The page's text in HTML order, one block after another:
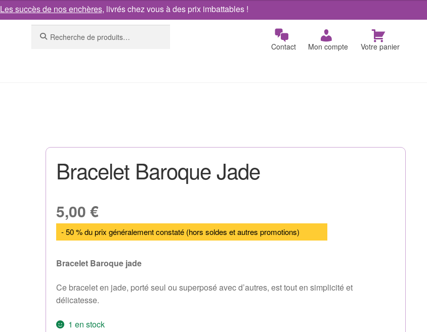
Les succès de nos enchères, livrés chez vous à des prix imbattables !
Contact
Mon compte Votre panier
Bracelet Baroque Jade
5,00 €
- 50 % du prix généralement constaté (hors soldes et autres promotions)
Bracelet Baroque jade
Ce bracelet en jade, porté seul ou superposé avec d’autres, est tout en simplicité et
délicatesse.
1 en stock